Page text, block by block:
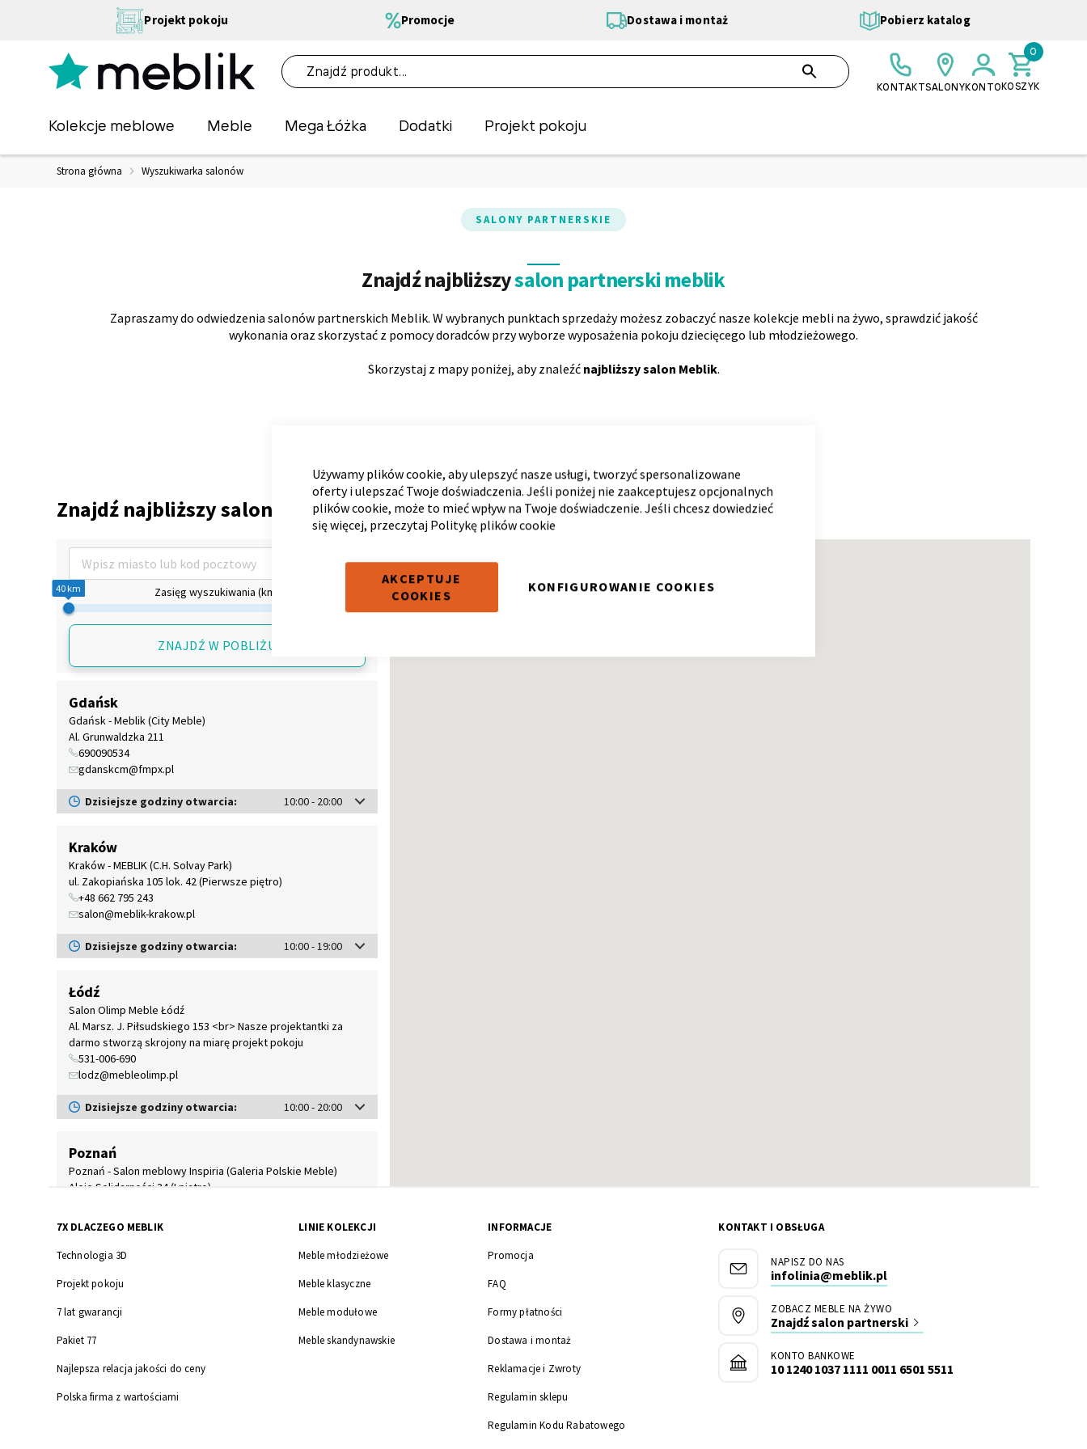
Używamy plików cookie, aby ulepszyć nasze usługi, tworzyć spersonalizowane
oferty i ulepszać Twoje doświadczenia. Jeśli poniżej nie zaakceptujesz opcjonalnych
plików cookie, może to mieć wpływ na Twoje doświadczenie. Jeśli chcesz dowiedzieć
się więcej, przeczytaj Politykę plików cookie
AKCEPTUJE
COOKIES
KONFIGUROWANIE COOKIES
Projekt pokoju Promocje Dostawa i montaż Pobierz katalog
Kolekcje meblowe Meble Mega Łóżka Dodatki Projekt pokoju
SZUKAJ
KONTAKTSALONYKONTOKOSZYK
0,00 ZŁ
0
Strona główna Wyszukiwarka salonów
SALONY PARTNERSKIE
Znajdź najbliższysalon partnerski meblik
Zapraszamy do odwiedzenia salonów partnerskich Meblik. W wybranych punktach sprzedaży możesz zobaczyć nasze kolekcje mebli na żywo, sprawdzić jakość
wykonania oraz skorzystać z pomocy doradców przy wyborze wyposażenia pokoju dziecięcego lub młodzieżowego.
Skorzystaj z mapy poniżej, aby znaleźć najbliższy salon Meblik.
Znajdź najbliższy salon partnerski
Zasięg wyszukiwania (km)
40 km
ZNAJDŹ W POBLIŻU
Gdańsk
Gdańsk - Meblik (City Meble)
Al. Grunwaldzka 211
690090534
gdanskcm@fmpx.pl
Dzisiejsze godziny otwarcia: 10:00 - 20:00
Kraków
Kraków - MEBLIK (C.H. Solvay Park)
ul. Zakopiańska 105 lok. 42 (Pierwsze piętro)
+48 662 795 243
salon@meblik-krakow.pl
Dzisiejsze godziny otwarcia: 10:00 - 19:00
Łódź
Salon Olimp Meble Łódź
Al. Marsz. J. Piłsudskiego 153 <br> Nasze projektantki za
darmo stworzą skrojony na miarę projekt pokoju
531-006-690
lodz@mebleolimp.pl
Dzisiejsze godziny otwarcia: 10:00 - 20:00
Poznań
Poznań - Salon meblowy Inspiria (Galeria Polskie Meble)
Aleje Solidarności 34 (I piętro)
Dzisiejsze godziny otwarcia: 10:00 - 20:00
TOP CEZAR Nowy Sącz
+48 18 444 42 80
7X DLACZEGO MEBLIK
Technologia 3D
Projekt pokoju
7 lat gwarancji
Pakiet 77
Najlepsza relacja jakości do ceny
Polska firma z wartościami
LINIE KOLEKCJI
Meble młodzieżowe
Meble klasyczne
Meble modułowe
Meble skandynawskie
INFORMACJE
Promocja
FAQ
Formy płatności
Dostawa i montaż
Reklamacje i Zwroty
Regulamin sklepu
Regulamin Kodu Rabatowego
KONTAKT I OBSŁUGA
NAPISZ DO NAS
infolinia@meblik.pl
ZOBACZ MEBLE NA ŻYWO
Znajdź salon partnerski
KONTO BANKOWE
10 1240 1037 1111 0011 6501 5511